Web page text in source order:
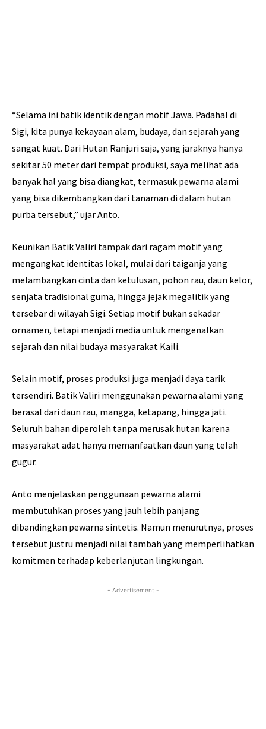
“Selama ini batik identik dengan motif Jawa. Padahal di
Sigi, kita punya kekayaan alam, budaya, dan sejarah yang
sangat kuat. Dari Hutan Ranjuri saja, yang jaraknya hanya
sekitar 50 meter dari tempat produksi, saya melihat ada
banyak hal yang bisa diangkat, termasuk pewarna alami
yang bisa dikembangkan dari tanaman di dalam hutan
purba tersebut,” ujar Anto.
Keunikan Batik Valiri tampak dari ragam motif yang
mengangkat identitas lokal, mulai dari taiganja yang
melambangkan cinta dan ketulusan, pohon rau, daun kelor,
senjata tradisional guma, hingga jejak megalitik yang
tersebar di wilayah Sigi. Setiap motif bukan sekadar
ornamen, tetapi menjadi media untuk mengenalkan
sejarah dan nilai budaya masyarakat Kaili.
Selain motif, proses produksi juga menjadi daya tarik
tersendiri. Batik Valiri menggunakan pewarna alami yang
berasal dari daun rau, mangga, ketapang, hingga jati.
Seluruh bahan diperoleh tanpa merusak hutan karena
masyarakat adat hanya memanfaatkan daun yang telah
gugur.
Anto menjelaskan penggunaan pewarna alami
membutuhkan proses yang jauh lebih panjang
dibandingkan pewarna sintetis. Namun menurutnya, proses
tersebut justru menjadi nilai tambah yang memperlihatkan
komitmen terhadap keberlanjutan lingkungan.
- Advertisement -